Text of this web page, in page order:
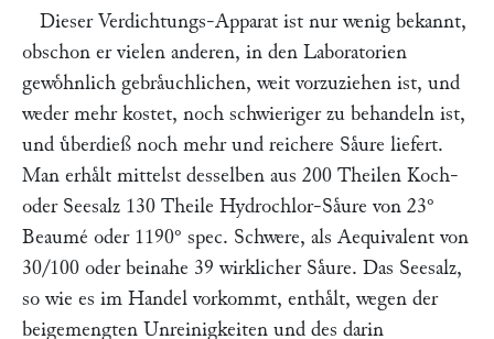
Dieser Verdichtungs-Apparat ist nur wenig bekannt,
obschon er vielen anderen, in den Laboratorien
gewoͤhnlich gebraͤuchlichen, weit vorzuziehen ist, und
weder mehr kostet, noch schwieriger zu behandeln ist,
und uͤberdieß noch mehr und reichere Saͤure liefert.
Man erhaͤlt mittelst desselben aus 200 Theilen Koch-
oder Seesalz 130 Theile Hydrochlor-Saͤure von 23°
Beaumé oder 1190° spec. Schwere, als Aequivalent von
30/100 oder beinahe 39 wirklicher Saͤure. Das Seesalz,
so wie es im Handel vorkommt, enthaͤlt, wegen der
beigemengten Unreinigkeiten und des darin